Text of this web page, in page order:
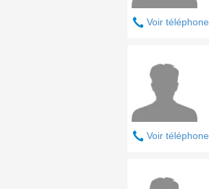
Voir téléphone
Voir téléphone